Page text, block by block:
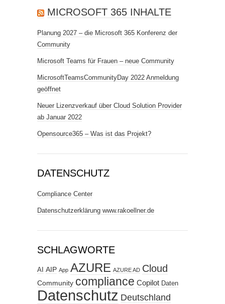
MICROSOFT 365 INHALTE
Planung 2027 – die Microsoft 365 Konferenz der
Community
Microsoft Teams für Frauen – neue Community
MicrosoftTeamsCommunityDay 2022 Anmeldung
geöffnet
Neuer Lizenzverkauf über Cloud Solution Provider
ab Januar 2022
Opensource365 – Was ist das Projekt?
DATENSCHUTZ
Compliance Center
Datenschutzerklärung www.rakoellner.de
SCHLAGWORTE
AI AIP App AZURE AZURE AD Cloud
Community compliance Copilot Daten
Datenschutz Deutschland